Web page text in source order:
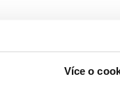
Více o